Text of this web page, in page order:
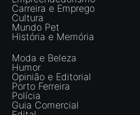
Carreira e Emprego
Cultura
Mundo Pet
História e Memória
Moda e Beleza
Humor
Opinião e Editorial
Porto Ferreira
Polícia
Guia Comercial